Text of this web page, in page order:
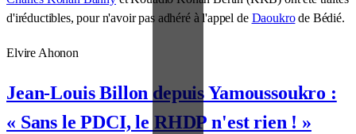
d'iréductibles, pour n'avoir pas adhéré à l'appel de Daoukrode Bédié.
Elvire Ahonon
Jean-Louis Billon depuis Yamoussoukro :
« Sans le PDCI, le RHDP n'est rien ! »